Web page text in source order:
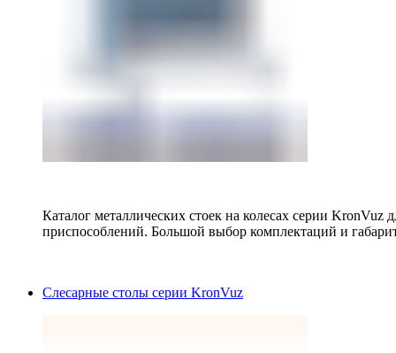
Каталог металлических стоек на колесах серии KronVuz
приспособлений. Большой выбор комплектаций и
Слесарные столы серии KronVuz